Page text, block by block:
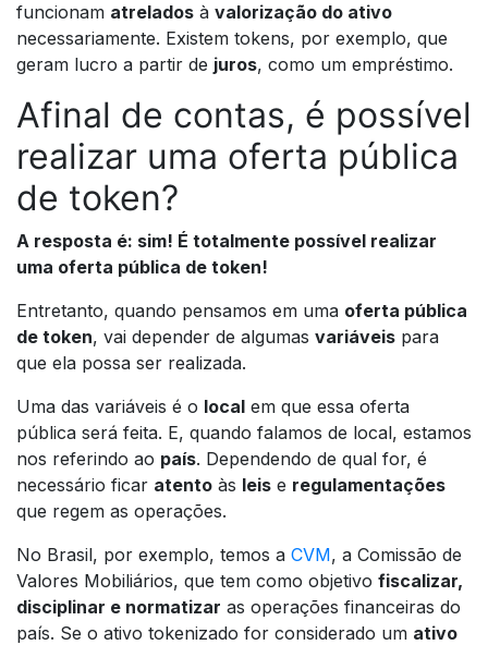
funcionam atrelados à valorização do ativo
necessariamente. Existem tokens, por exemplo, que
geram lucro a partir de juros, como um empréstimo.
Afinal de contas, é possível
realizar uma oferta pública
de token?
A resposta é: sim! É totalmente possível realizar
uma oferta pública de token!
Entretanto, quando pensamos em uma oferta pública
de token, vai depender de algumas variáveis para
que ela possa ser realizada.
Uma das variáveis é o local em que essa oferta
pública será feita. E, quando falamos de local, estamos
nos referindo ao país. Dependendo de qual for, é
necessário ficar atento às leis e regulamentações
que regem as operações.
No Brasil, por exemplo, temos a CVM, a Comissão de
Valores Mobiliários, que tem como objetivo fiscalizar,
disciplinar e normatizar as operações financeiras do
país. Se o ativo tokenizado for considerado um ativo